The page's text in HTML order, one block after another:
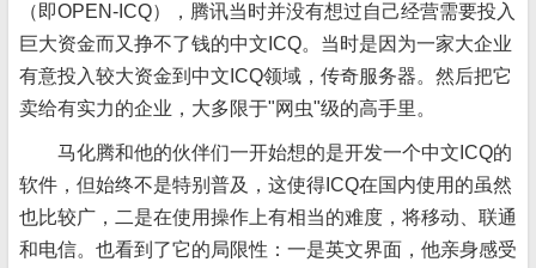
（即OPEN-ICQ），腾讯当时并没有想过自己经营需要投入
巨大资金而又挣不了钱的中文ICQ。当时是因为一家大企业
有意投入较大资金到中文ICQ领域，传奇服务器。然后把它
卖给有实力的企业，大多限于"网虫"级的高手里。
马化腾和他的伙伴们一开始想的是开发一个中文ICQ的
软件，但始终不是特别普及，这使得ICQ在国内使用的虽然
也比较广，二是在使用操作上有相当的难度，将移动、联通
和电信。也看到了它的局限性：一是英文界面，他亲身感受